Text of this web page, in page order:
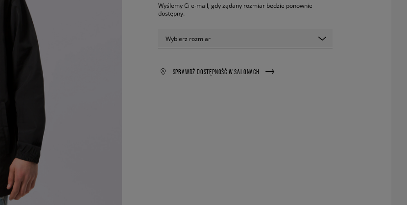
Wyślemy Ci e-mail, gdy żądany rozmiar będzie ponownie
dostępny.
Wybierz rozmiar
SPRAWDŹ DOSTĘPNOŚĆ W SALONACH